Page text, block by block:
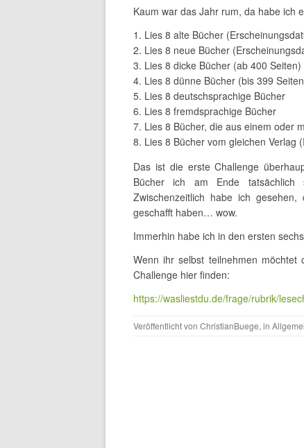
Kaum war das Jahr rum, da habe ich
Lies 8 alte Bücher
Lies 8 neue Bücher
Lies 8 dicke Bücher (ab 400 Seiten)
Lies 8 dünne Bücher (bis 399
Lies 8 deutschsprachige Bücher
Lies 8 fremdsprachige Bücher
Lies 8 Bücher, die aus einem oder
Lies 8 Bücher vom gleichen Verlag
Das ist die erste Challenge
Bücher ich am Ende
Zwischenzeitlich habe ich
geschafft haben… wow.
Immerhin habe ich in den ersten
Wenn ihr selbst teilnehmen
Challenge hier finden:
https://wasliestdu.de/frage/rubrik/
Veröffentlicht von ChristianBuege, in